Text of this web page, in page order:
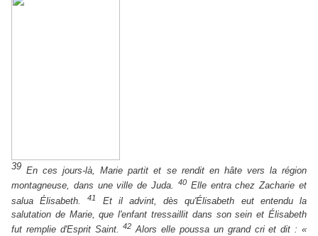
39 En ces jours-là, Marie partit et se rendit en hâte vers la région
montagneuse, dans une ville de Juda.
40Elle entra chez Zacharie et
salua Élisabeth.41
Et il advint, dès qu'Élisabeth eut entendu la
salutation de Marie, que l'enfant tressaillit dans son sein et Élisabeth
fut remplie d'Esprit Saint.42 Alors elle poussa un grand cri et dit : «